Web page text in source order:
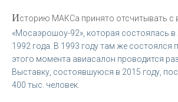
Историю МАКСа принято отсчитывать с
«Мосаэрошоу-92», которая состоялась
1992 года. В 1993 году там же состоялся
этого момента авиасалон проводится раз
Выставку, состоявшуюся в 2015 году,
400 тыс. человек.